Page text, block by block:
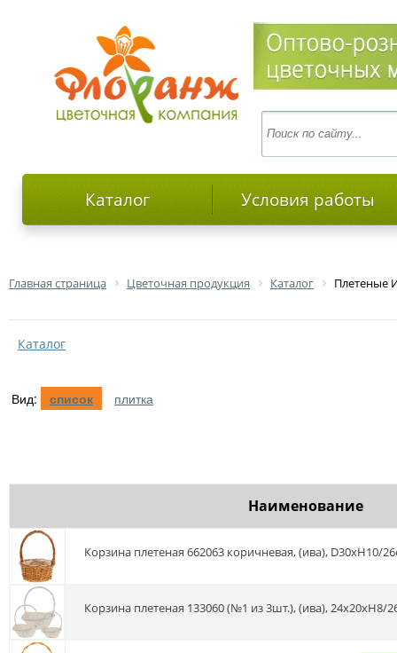
Каталог Условия работы
Главная страница Цветочная продукция Каталог Плетеные
Каталог
Вид: список плитка
Наименование
Корзина плетеная 662063 коричневая, (ива), D30xH10/
Корзина плетеная 133060 (№1 из 3шт.), (ива), 24x20xH8/